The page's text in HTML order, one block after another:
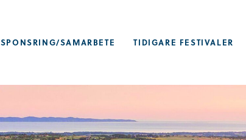
SPONSRING/SAMARBETE TIDIGARE FESTIVALER